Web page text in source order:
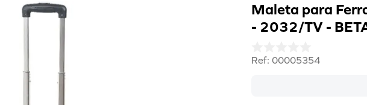
Maleta para
- 2032/TV -
Ref: 00005354